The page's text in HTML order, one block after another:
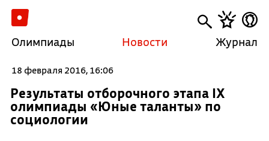
Олимпиады Новости Журнал
18 февраля 2016, 16:06
Результаты отборочного этапа IX
олимпиады «Юные таланты» по
социологии